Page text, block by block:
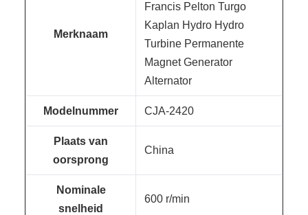
Merknaam
Francis Pelton Turgo
Kaplan Hydro Hydro
Turbine Permanente
Magnet Generator
Alternator
Modelnummer CJA-2420
Plaats van
oorsprong
China
Nominale
snelheid
600 r/min